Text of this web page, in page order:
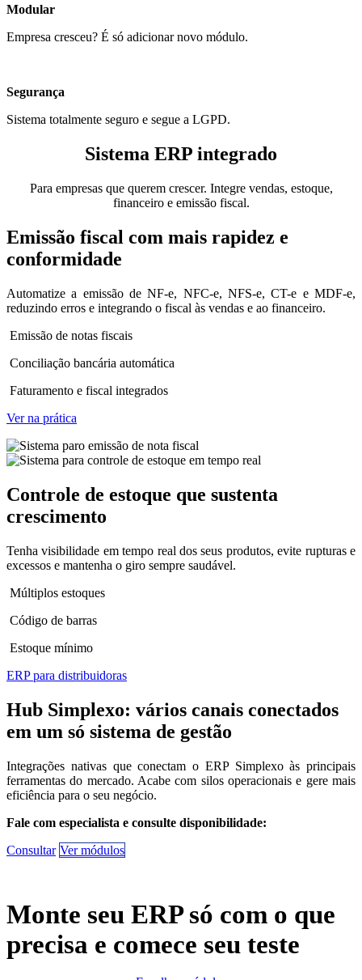
Modular
Empresa cresceu? É só adicionar novo módulo.
Segurança
Sistema totalmente seguro e segue a LGPD.
Sistema ERP integrado
Para empresas que querem crescer. Integre vendas, estoque,
financeiro e emissão fiscal.
Emissão fiscal com mais rapidez e
conformidade
Automatize a emissão de NF-e, NFC-e, NFS-e, CT-e e MDF-e,
reduzindo erros e integrando o fiscal às vendas e ao financeiro.
Emissão de notas fiscais
Conciliação bancária automática
Faturamento e fiscal integrados
Ver na prática
Controle de estoque que sustenta
crescimento
Tenha visibilidade em tempo real dos seus produtos, evite rupturas e
excessos e mantenha o giro sempre saudável.
Múltiplos estoques
Código de barras
Estoque mínimo
ERP para distribuidoras
Hub Simplexo: vários canais conectados
em um só sistema de gestão
Integrações nativas que conectam o ERP Simplexo às principais
ferramentas do mercado. Acabe com silos operacionais e gere mais
eficiência para o seu negócio.
Fale com especialista e consulte disponibilidade:
Consultar Ver módulos
Monte seu ERP só com o que
precisa e comece seu teste​